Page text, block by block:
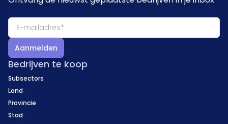
Aanmelden
Bedrijven te koop
Subsectors
Land
Provincie
Stad